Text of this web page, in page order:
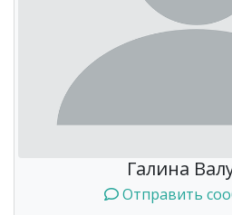
Галина
Отправить